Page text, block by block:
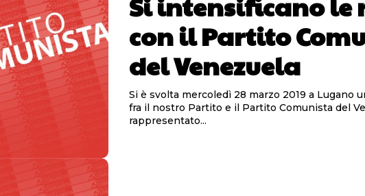
con il Partito
del Venezuela
Si è svolta mercoledì 28 marzo 2019 a Lugano
fra il nostro Partito e il Partito Comunista del
rappresentato...